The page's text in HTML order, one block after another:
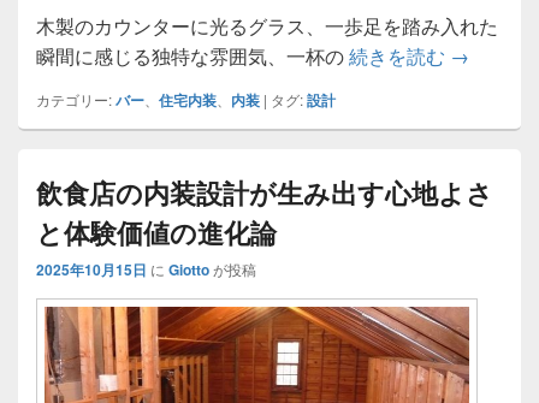
木製のカウンターに光るグラス、一歩足を踏み入れた
瞬間に感じる独特な雰囲気、一杯の続きを読む バーの空
→
カテゴリー:バー、 住宅内装、 内装 | タグ:設計
飲食店の内装設計が生み出す心地よさ
と体験価値の進化論
2025年10月15日 に Giottoが投稿